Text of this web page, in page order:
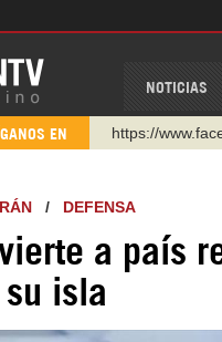
NOTICIAS
EN
https://
http://
https://t.me/
https://
Instagram
/ DEFENSA
a país
su isla